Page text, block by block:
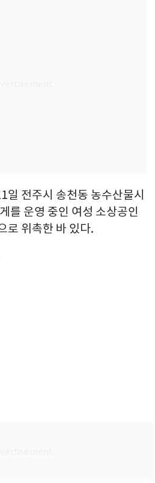
일 전주시 송천동 농수산물시
를 운영 중인 여성 소상공인
로 위촉한 바 있다.